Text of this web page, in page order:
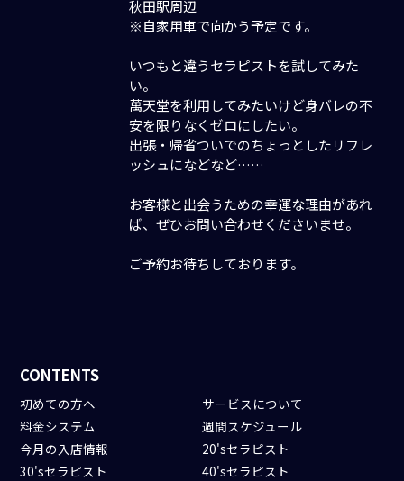
秋田駅周辺
※自家用車で向かう予定です。
いつもと違うセラピストを試してみた
い。
萬天堂を利用してみたいけど身バレの不
安を限りなくゼロにしたい。
出張・帰省ついでのちょっとしたリフレ
ッシュになどなど……
お客様と出会うための幸運な理由があれ
ば、ぜひお問い合わせくださいませ。
ご予約お待ちしております。
CONTENTS
初めての方へ
サービスについて
料金システム
週間スケジュール
今月の入店情報
20'sセラピスト
30'sセラピスト
40'sセラピスト